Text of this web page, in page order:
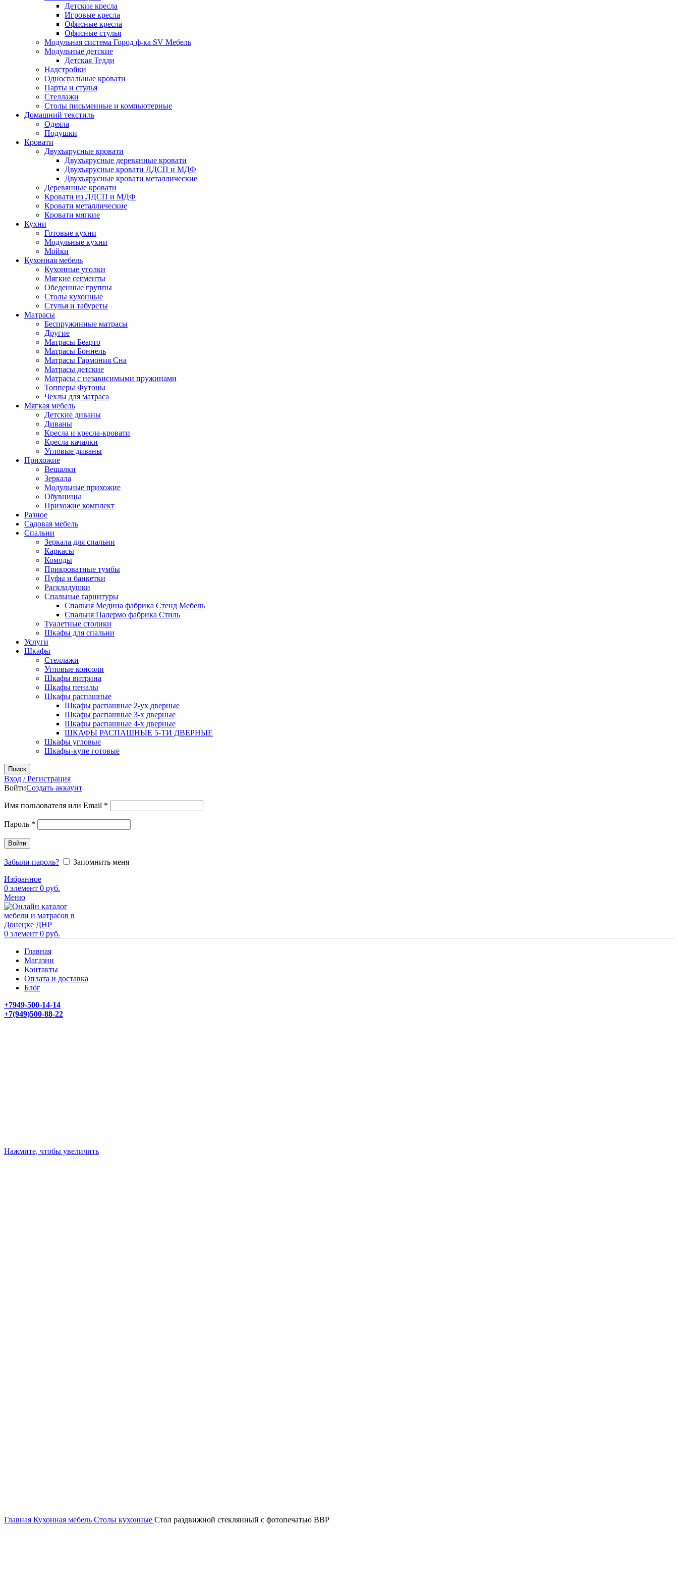
Детские кресла
Игровые кресла
Офисные кресла
Офисные стулья
Модульная система Город ф-ка SV Мебель
Модульные детские
Детская Тедди
Надстройки
Односпальные кровати
Парты и стулья
Стеллажи
Столы письменные и компьютерные
Домашний текстиль
Одеяла
Подушки
Кровати
Двухъярусные кровати
Двухъярусные деревянные кровати
Двухъярусные кровати ЛДСП и МДФ
Двухъярусные кровати металлические
Деревянные кровати
Кровати из ЛДСП и МДФ
Кровати металлические
Кровати мягкие
Кухни
Готовые кухни
Модульные кухни
Мойки
Кухонная мебель
Кухонные уголки
Мягкие сегменты
Обеденные группы
Столы кухонные
Стулья и табуреты
Матрасы
Беспружинные матрасы
Другие
Матрасы Беарто
Матрасы Боннель
Матрасы Гармония Сна
Матрасы детские
Матрасы с независимыми пружинами
Топперы Футоны
Чехлы для матраса
Мягкая мебель
Детские диваны
Диваны
Кресла и кресла-кровати
Кресла качалки
Угловые диваны
Прихожие
Вешалки
Зеркала
Модульные прихожие
Обувницы
Прихожие комплект
Разное
Садовая мебель
Спальни
Зеркала для спальни
Каркасы
Комоды
Прикроватные тумбы
Пуфы и банкетки
Раскладушки
Спальные гарнитуры
Спальня Медина фабрика Стенд Мебель
Спальня Палермо фабрика Стиль
Туалетные столики
Шкафы для спальни
Услуги
Шкафы
Стеллажи
Угловые консоли
Шкафы витрина
Шкафы пеналы
Шкафы распашные
Шкафы распашные 2-ух дверные
Шкафы распашные 3-х дверные
Шкафы распашные 4-х дверные
ШКАФЫ РАСПАШНЫЕ 5-ТИ ДВЕРНЫЕ
Шкафы угловые
Шкафы-купе готовые
Поиск
Вход / Регистрация
ВойтиСоздать аккаунт
Имя пользователя или Email *
Пароль *
Войти
Забыли пароль?
Запомнить меня
Избранное
0 элемент 0 руб.
Меню
0 элемент 0 руб.
Главная
Магазин
Контакты
Оплата и доставка
Блог
+7949-500-14-14
+7(949)500-88-22
Нажмите, чтобы увеличить
Главная Кухонная мебель Столы кухонные Стол раздвижной стеклянный с фотопечатью ВВР